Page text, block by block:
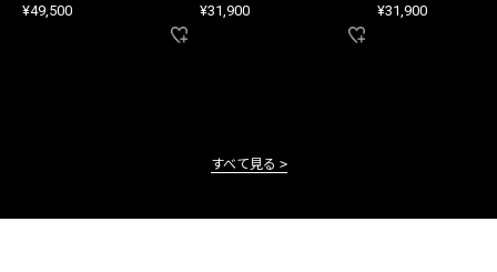
¥49,500 ¥31,900 ¥31,900
すべて見る